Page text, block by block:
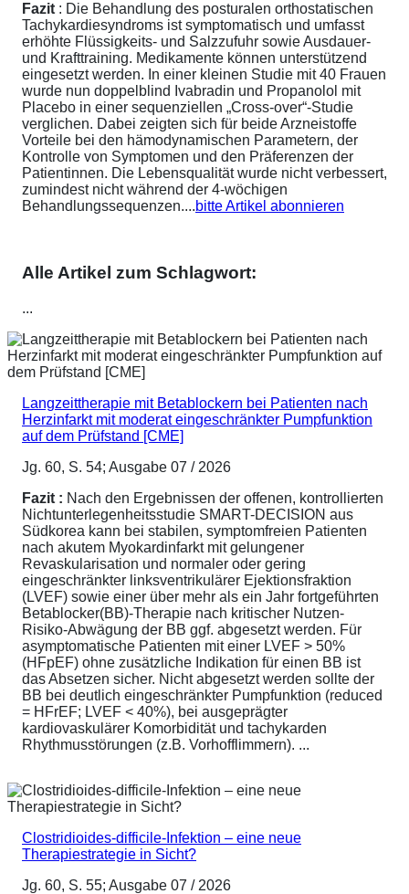
Fazit : Die Behandlung des posturalen orthostatischen
Tachykardiesyndroms ist symptomatisch und umfasst
erhöhte Flüssigkeits- und Salzzufuhr sowie Ausdauer-
und Krafttraining. Medikamente können unterstützend
eingesetzt werden. In einer kleinen Studie mit 40 Frauen
wurde nun doppelblind Ivabradin und Propanolol mit
Placebo in einer sequenziellen „Cross-over“-Studie
verglichen. Dabei zeigten sich für beide Arzneistoffe
Vorteile bei den hämodynamischen Parametern, der
Kontrolle von Symptomen und den Präferenzen der
Patientinnen. Die Lebensqualität wurde nicht verbessert,
zumindest nicht während der 4-wöchigen
Behandlungssequenzen....bitte Artikel abonnieren
Alle Artikel zum Schlagwort:
...
Langzeittherapie mit Betablockern bei Patienten nach
Herzinfarkt mit moderat eingeschränkter Pumpfunktion
auf dem Prüfstand [CME]
Jg. 60, S. 54; Ausgabe 07 / 2026
Fazit : Nach den Ergebnissen der offenen, kontrollierten
Nichtunterlegenheitsstudie SMART-DECISION aus
Südkorea kann bei stabilen, symptomfreien Patienten
nach akutem Myokardinfarkt mit gelungener
Revaskularisation und normaler oder gering
eingeschränkter linksventrikulärer Ejektionsfraktion
(LVEF) sowie einer über mehr als ein Jahr fortgeführten
Betablocker(BB)-Therapie nach kritischer Nutzen-
Risiko-Abwägung der BB ggf. abgesetzt werden. Für
asymptomatische Patienten mit einer LVEF > 50%
(HFpEF) ohne zusätzliche Indikation für einen BB ist
das Absetzen sicher. Nicht abgesetzt werden sollte der
BB bei deutlich eingeschränkter Pumpfunktion (reduced
= HFrEF; LVEF < 40%), bei ausgeprägter
kardiovaskulärer Komorbidität und tachykarden
Rhythmusstörungen (z.B. Vorhofflimmern). ...
Clostridioides-difficile-Infektion – eine neue
Therapiestrategie in Sicht?
Jg. 60, S. 55; Ausgabe 07 / 2026